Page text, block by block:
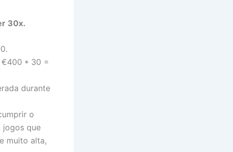
30x.
* 30 =
durante
o
jogos que
muito alta,